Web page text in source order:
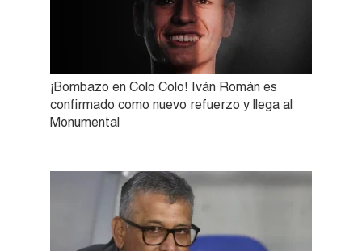
¡Bombazo en Colo Colo! Iván Román es
confirmado como nuevo refuerzo y llega al
Monumental